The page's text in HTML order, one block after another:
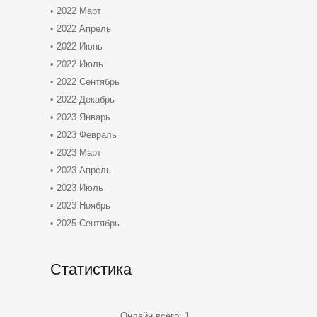
2022 Март
2022 Апрель
2022 Июнь
2022 Июль
2022 Сентябрь
2022 Декабрь
2023 Январь
2023 Февраль
2023 Март
2023 Апрель
2023 Июль
2023 Ноябрь
2025 Сентябрь
Статистика